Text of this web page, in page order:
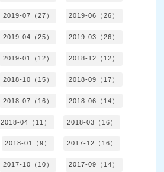
2019-07（27） 2019-06（26）
2019-04（25） 2019-03（26）
2019-01（12） 2018-12（12）
2018-10（15） 2018-09（17）
2018-07（16） 2018-06（14）
2018-04（11） 2018-03（16）
2018-01（9） 2017-12（16）
2017-10（10） 2017-09（14）